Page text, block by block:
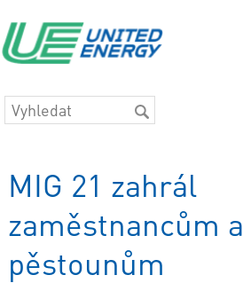
MIG 21 zahrál
zaměstnancům a
pěstounům